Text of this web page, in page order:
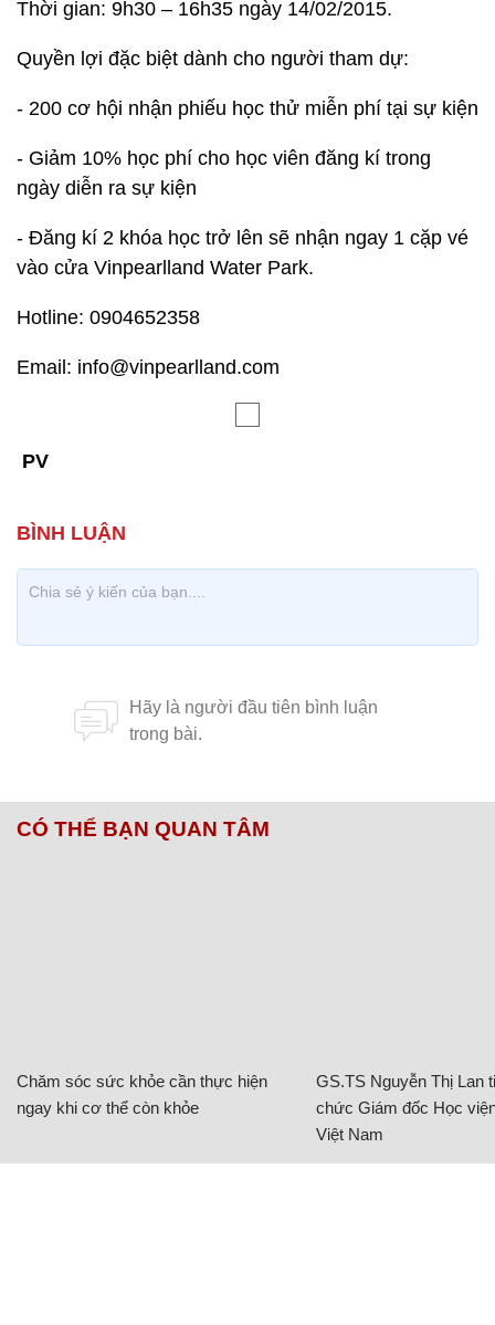
Thời gian: 9h30 – 16h35 ngày 14/02/2015.
Quyền lợi đặc biệt dành cho người tham dự:
- 200 cơ hội nhận phiếu học thử miễn phí tại sự kiện
- Giảm 10% học phí cho học viên đăng kí trong
ngày diễn ra sự kiện
- Đăng kí 2 khóa học trở lên sẽ nhận ngay 1 cặp vé
vào cửa Vinpearlland Water Park.
Hotline: 0904652358
Email: info@vinpearlland.com
PV
CÓ THỂ BẠN QUAN TÂM
Chăm sóc sức khỏe cần thực hiện
ngay khi cơ thể còn khỏe
GS.TS Nguyễn Thị Lan
chức Giám đốc Học
Việt Nam